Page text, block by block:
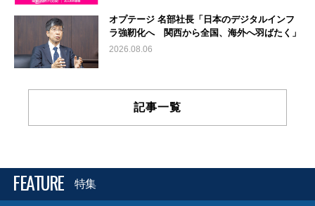
オプテージ 名部社長「日本のデジタルインフ
ラ強靭化へ 関西から全国、海外へ羽ばたく」
2026.08.06
記事一覧
FEATURE 特集